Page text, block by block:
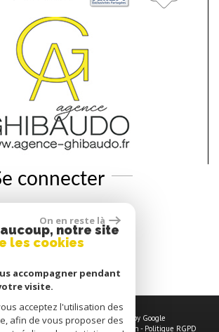
connecter
Espace propriétaires
Espace copropriétaires
droits réservés | Traduction powered by Google
légales - Nos honoraires - Liens Admin - Politique RGPD
On en reste là
notre site
les cookies
accompagner pendant
visite.
acceptez l'utilisation des
afin de vous proposer des